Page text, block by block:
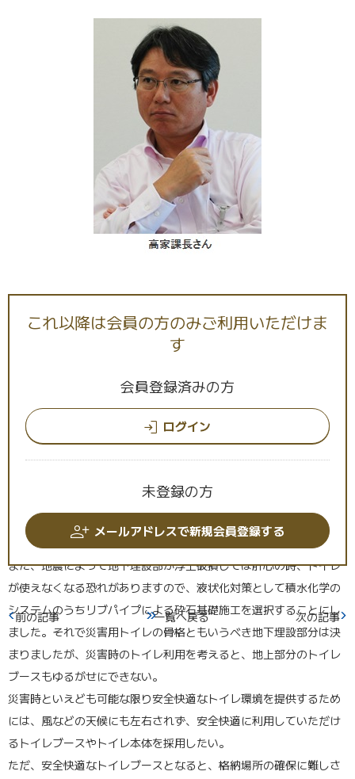
幾つもの災害用仮設トイレ方式がある中で、貯留
型であり、かつ下水道本管接続方式をとっている
積水化学の「防災貯留型仮設トイレシステム」を
高家さんそうです。ただの下水道本管直結型だと地震災害時に下
流側の下水道管路が破損し災害用トイレが使えなくなる恐れがあ
ても貯留槽があることによってトイレ使用が可能であり、またその
貯留槽に水を溜めておくことで臭気の発生を抑え、継続使用時の管
内洗浄も容易になりますからね。
また、地震によって地下埋設部が浮上破損しては肝心の時、トイレ
が使えなくなる恐れがありますので、液状化対策として積水化学の
システムのうちリブパイプによる砕石基礎施工を選択することにし
ました。それで災害用トイレの骨格ともいうべき地下埋設部分は決
まりましたが、災害時のトイレ利用を考えると、地上部分のトイレ
ブースもゆるがせにできない。
災害時といえども可能な限り安全快適なトイレ環境を提供するため
には、風などの天候にも左右されず、安全快適に利用していただけ
るトイレブースやトイレ本体を採用したい。
ただ、安全快適なトイレブースとなると、格納場所の確保に難しさ
これ以降は会員の方のみご利用いただけま
す
会員登録済みの方
ログイン
未登録の方
メールアドレスで新規会員登録する
前の記事 一覧へ戻る 次の記事